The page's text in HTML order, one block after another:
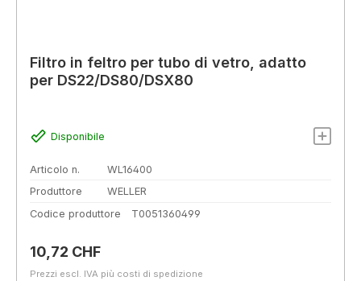
Filtro in feltro per tubo di vetro, adatto
per DS22/DS80/DSX80
Disponibile
Articolo n.
WL16400
Produttore
WELLER
Codice produttore
T0051360499
Prezzo normale:
10,72 CHF
Prezzi escl. IVA più costi di spedizione